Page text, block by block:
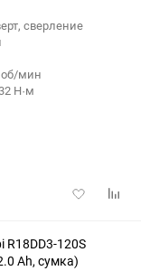
сверление
об/мин
Н·м
Добавить
R18DD3-120S
Ah, сумка)